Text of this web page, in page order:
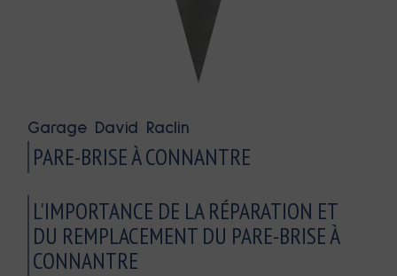
Garage David Raclin
PARE-BRISE À CONNANTRE
L'IMPORTANCE DE LA RÉPARATION ET
DU REMPLACEMENT DU PARE-BRISE À
CONNANTRE